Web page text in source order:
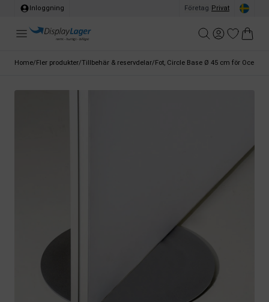
Inloggning Företag Privat
Home/Fler produkter/Tillbehär & reservdelar/Fot, Circle Base Ø 45 cm för Ocean